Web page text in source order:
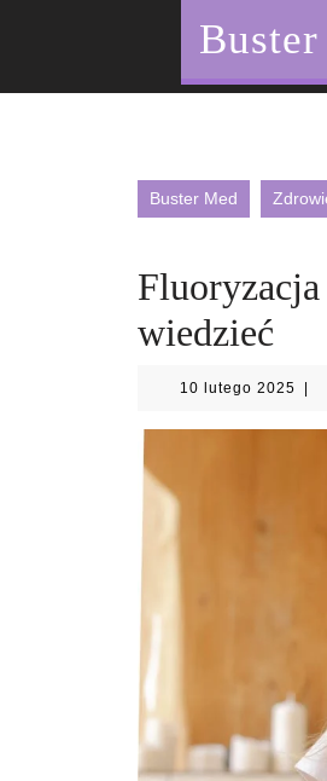
Buster Med
wiedzieć
10 lutego 2025 10